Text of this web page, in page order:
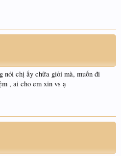
nói chị ấy chữa giỏi mà, muốn đi
, ai cho em xin vs ạ